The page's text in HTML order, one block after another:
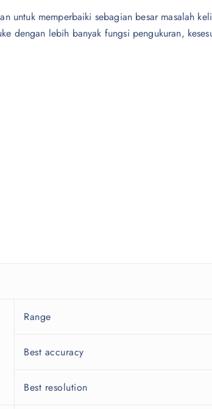
untuk memperbaiki sebagian besar masalah
dengan lebih banyak fungsi pengukuran,
Range
Best accuracy
Best resolution